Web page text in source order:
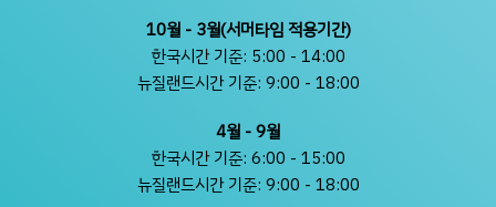
10월 - 3월(서머타임 적용기간)
한국시간 기준: 5:00 - 14:00
뉴질랜드시간 기준: 9:00 - 18:00
4월 - 9월
한국시간 기준: 6:00 - 15:00
뉴질랜드시간 기준: 9:00 - 18:00